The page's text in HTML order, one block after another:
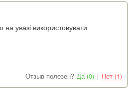
увазі використовувати
Отзыв полезен? Да (0) | Нет (1)